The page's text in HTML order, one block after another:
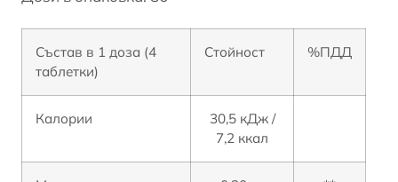
Състав в 1 доза (4
таблетки)
Стойност %ПДД
Калории
30,5 кДж /
7,2 ккал